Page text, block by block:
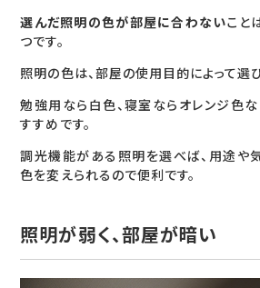
選んだ照明の色が部屋に合わないこと
つです。
照明の色は、部屋の使用目的によって選び
勉強用なら白色、寝室ならオレンジ色
すすめです。
調光機能がある照明を選べば、用途や
色を変えられるので便利です。
照明が弱く、部屋が暗い